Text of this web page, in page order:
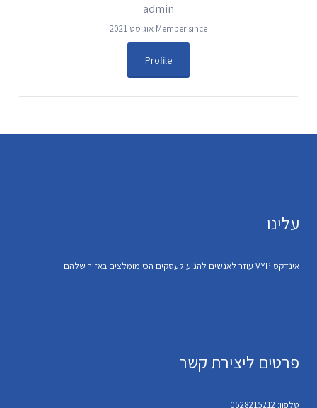
admin
Member since אוגוסט 2021
Profile
עלינו
אינדקס VYP עוזר לאנשים להגיע לעסקים הכי מומלצים באזור שלהם
פרטים ליצירת קשר
טלפון: 0528215212